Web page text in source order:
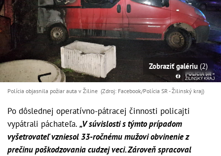
Zobraziť galériu (2)
Polícia objasnila požiar auta v Žiline (Zdroj: Facebook/Polícia SR - Žilinský kraj )
Po dôslednej operatívno-pátracej činnosti policajti
vypátrali páchateľa. „V súvislosti s týmto prípadom
vyšetrovateľ vzniesol 33-ročnému mužovi obvinenie z
prečinu poškodzovania cudzej veci. Zároveň spracoval